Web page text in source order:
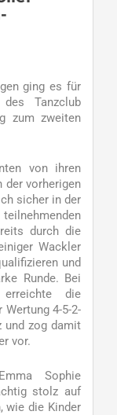
ging es für
des Tanzclub
zum zweiten
von ihren
der vorherigen
sicher in der
durch die
Wackler
und
Runde. Bei
die
4-5-2-
und zog damit
vor.
Sophie
stolz auf
wie die Kinder